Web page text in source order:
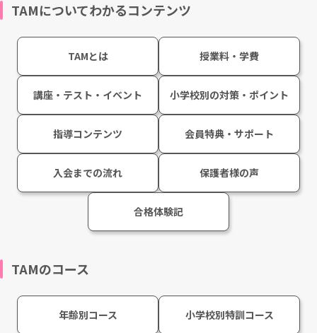
TAMについてわかるコンテンツ
TAMとは 授業料・学費
講座・テスト・イベント 小学校別の対策・ポイント
指導コンテンツ 会員特典・サポート
入会までの流れ 保護者様の声
合格体験記
TAMのコース
年齢別コース 小学校別特訓コース